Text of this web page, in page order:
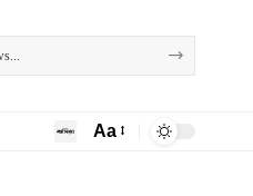
Aa